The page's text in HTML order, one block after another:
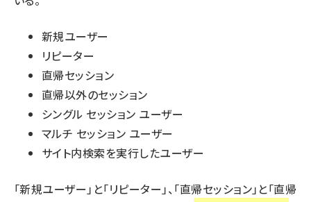
新規ユーザー
リピーター
直帰セッション
直帰以外のセッション
シングル セッション ユーザー
マルチ セッション ユーザー
サイト内検索を実行したユーザー
「新規ユーザー」と「リピーター」、「直帰セッション」と「直帰